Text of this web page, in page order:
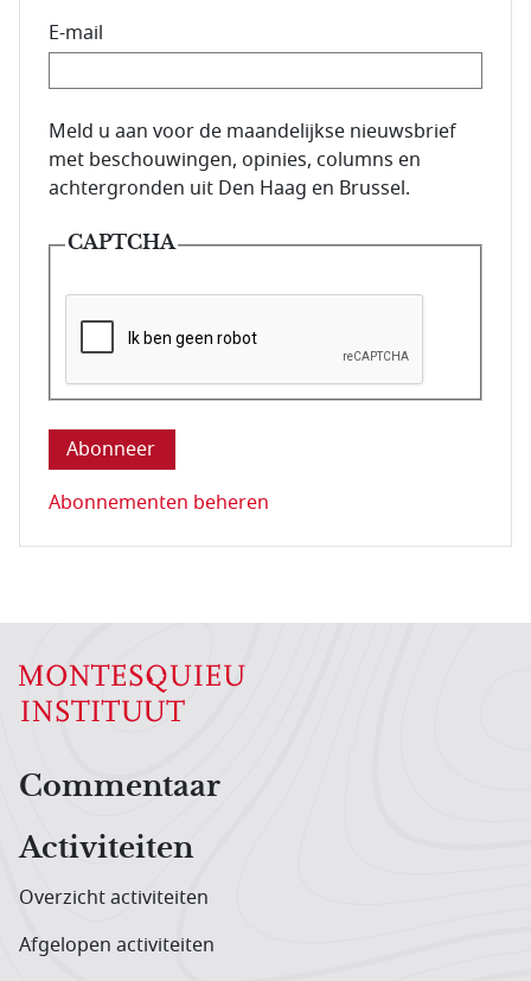
E-mail
E-mailadres van de abonnee.
Meld u aan voor de maandelijkse nieuwsbrief
met beschouwingen, opinies, columns en
achtergronden uit Den Haag en Brussel.
CAPTCHA
Deze vraag is om te controleren dat u een mens
Abonnementen beheren
Hoofdnavigatiemenu
Commentaar
Activiteiten
Overzicht activiteiten
Afgelopen activiteiten